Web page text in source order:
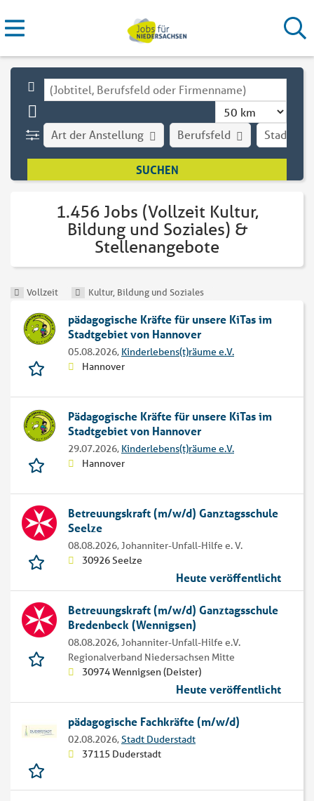
Stadt
Art der Anstellung Berufsfeld
1.456 Jobs (Vollzeit Kultur,
Bildung und Soziales) &
Stellenangebote
Vollzeit Kultur, Bildung und Soziales
pädagogische Kräfte für unsere KiTas im
Stadtgebiet von Hannover
05.08.2026, Kinderlebens(t)räume e.V.
Hannover
Pädagogische Kräfte für unsere KiTas im
Stadtgebiet von Hannover
29.07.2026, Kinderlebens(t)räume e.V.
Hannover
Betreuungskraft (m/w/d) Ganztagsschule
Seelze
08.08.2026,Johanniter-Unfall-Hilfe e. V.
30926 Seelze
Heute veröffentlicht
Betreuungskraft (m/w/d) Ganztagsschule
Bredenbeck (Wennigsen)
08.08.2026,Johanniter-Unfall-Hilfe e.V.
Regionalverband Niedersachsen Mitte
30974 Wennigsen (Deister)
Heute veröffentlicht
pädagogische Fachkräfte (m/w/d)
02.08.2026,Stadt Duderstadt
37115 Duderstadt